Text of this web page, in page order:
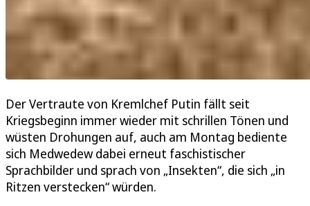
Der Vertraute von Kremlchef Putin fällt seit
Kriegsbeginn immer wieder mit schrillen Tönen und
wüsten Drohungen auf, auch am Montag bediente
sich Medwedew dabei erneut faschistischer
Sprachbilder und sprach von „Insekten“, die sich „in
Ritzen verstecken“ würden.